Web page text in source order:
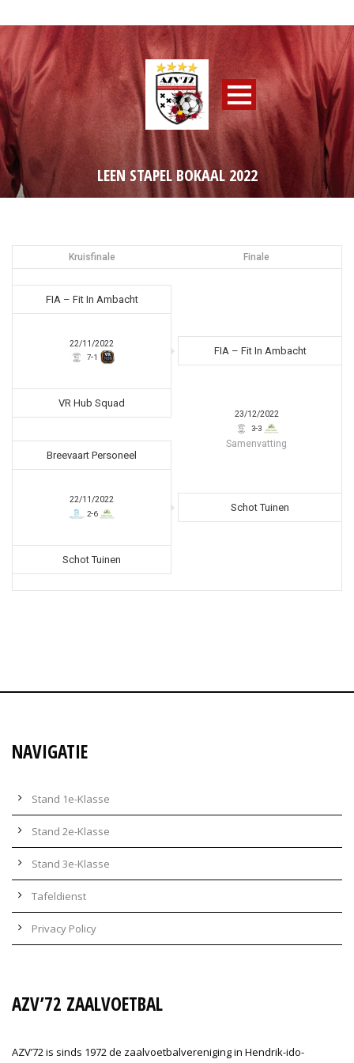
LEEN STAPEL BOKAAL 2022
Kruisfinale Finale
FIA – Fit In Ambacht
22/11/2022
7-1
FIA – Fit In Ambacht
23/12/2022
3-3
Samenvatting
VR Hub Squad
Breevaart Personeel
22/11/2022
2-6
Schot Tuinen
Schot Tuinen
NAVIGATIE
Stand 1e-Klasse
Stand 2e-Klasse
Stand 3e-Klasse
Tafeldienst
Privacy Policy
AZV’72 ZAALVOETBAL
AZV’72 is sinds 1972 de zaalvoetbalvereniging in Hendrik-ido-